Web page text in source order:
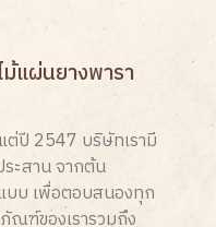
แผ่นยางพารา
ปี 2547 บริษัทเรามี
ะสาน จากต้น
บ เพื่อตอบสนองทุก
ฑ์ของเรารวมถึง